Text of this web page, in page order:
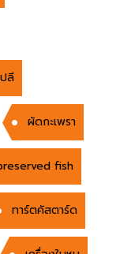
ลี
ผัดกะเพรา
fish
ทาร์ตคัสตาร์ด